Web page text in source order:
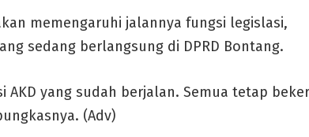
memengaruhi jalannya fungsi legislasi,
sedang berlangsung di DPRD Bontang.
AKD yang sudah berjalan. Semua tetap
(Adv)